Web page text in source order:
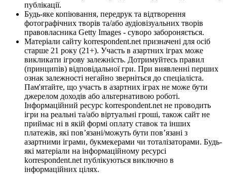
публікації.
Будь-яке копіювання, передрук та відтворення
фотографічних творів та/або аудіовізуальних творів
правовласника Getty Images - суворо забороняється.
Матеріали сайту korrespondent.net призначені для осіб
старше 21 року (21+). Участь в азартних іграх може
викликати ігрову залежність. Дотримуйтесь правил
(принципів) відповідальної гри. При виявленні перших
ознак залежності негайно зверніться до спеціаліста.
Пам'ятайте, що участь в азартних іграх не може бути
джерелом доходів або альтернативою роботі.
Інформаційний ресурс korrespondent.net не проводить
ігри на реальні та/або віртуальні гроші, також сайт не
приймає ні в якій формі оплату ставок та інших
платежів, які пов’язані/можуть бути пов’язані з
азартними іграми, букмекерами чи тоталізаторами. Будь-
які матеріали на інформаційному ресурсі
korrespondent.net публікуються виключно в
інформаційних цілях.